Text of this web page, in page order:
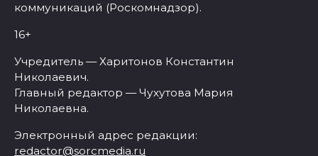
коммуникаций (Роскомнадзор).
16+
Учредитель — Харитонов Константин
Николаевич.
Главный редактор — Чухутова Мария
Николаевна.
Электронный адрес редакции:
redactor@sorcmedia.ru